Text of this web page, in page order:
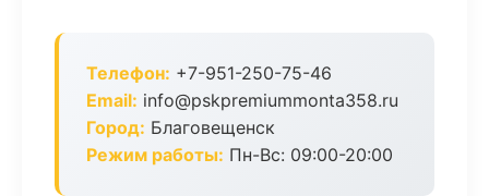
Телефон: +7-951-250-75-46
Email: info@pskpremiummonta358.ru
Город: Благовещенск
Режим работы: Пн-Вс: 09:00-20:00